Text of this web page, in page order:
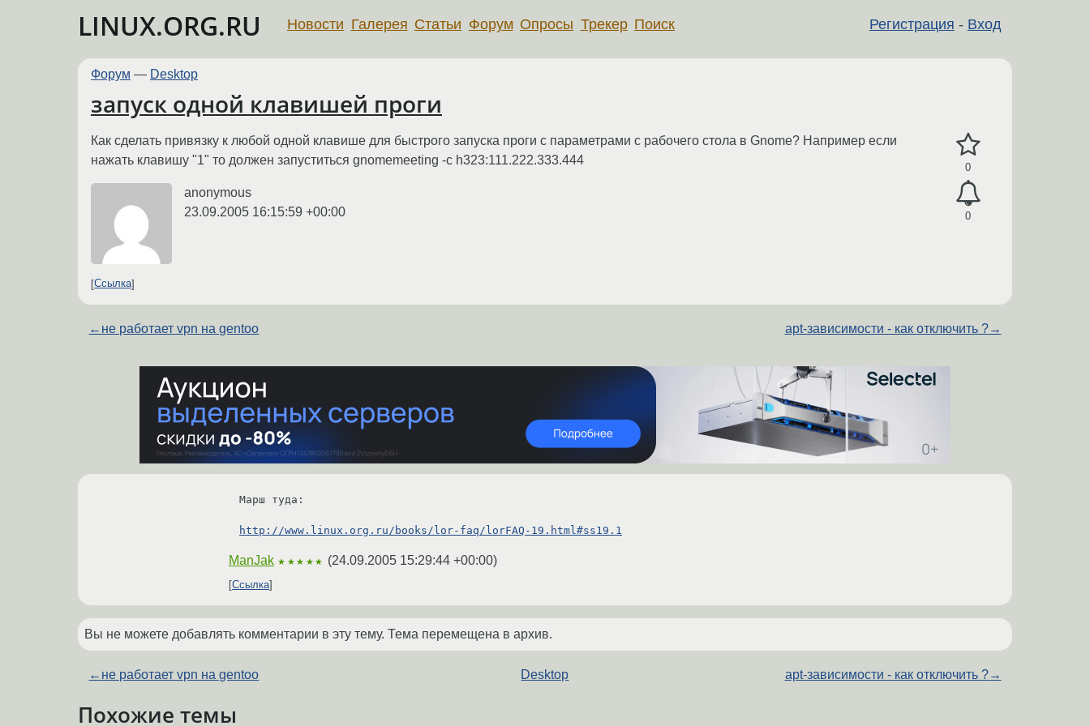
LINUX.ORG.RU Регистрация - Вход
Новости Галерея Статьи Форум Опросы Трекер Поиск
Форум — Desktop
запуск одной клавишей проги
0
0
Как сделать привязку к любой одной клавише для быстрого запуска проги с параметрами с рабочего стола в Gnome? Например если
нажать клавишу "1" то должен запуститься gnomemeeting -c h323:111.222.333.444
anonymous
23.09.2005 16:15:59 +00:00
Ссылка
← не работает vpn на gentoo apt-зависимости - как отключить ?→
Марш туда:
http://www.linux.org.ru/books/lor-faq/lorFAQ-19.html#ss19.1
ManJak ★★★★★ (24.09.2005 15:29:44 +00:00)
Ссылка
Вы не можете добавлять комментарии в эту тему. Тема перемещена в архив.
← не работает vpn на gentoo Desktop apt-зависимости - как отключить ?→
Похожие темы